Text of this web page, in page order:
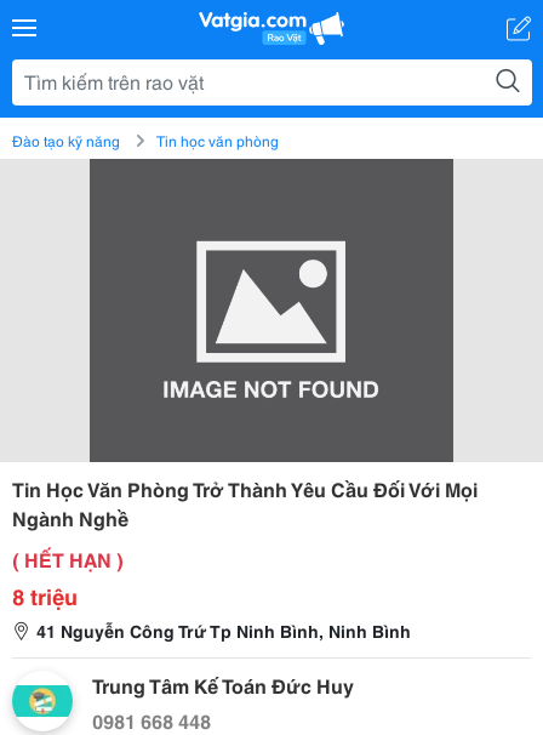
Đào tạo kỹ năng Tin học văn phòng
Tin Học Văn Phòng Trở Thành Yêu Cầu Đối Với Mọi
Ngành Nghề
( HẾT HẠN )
8 triệu
41 Nguyễn Công Trứ Tp Ninh Bình, Ninh Bình
Trung Tâm Kế Toán Đức Huy
0981 668 448